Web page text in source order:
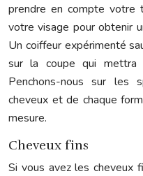
prendre en compte
votre visage pour obtenir
Un coiffeur expérimenté
sur la coupe qui mettra
Penchons-nous sur les
cheveux et de chaque
mesure.
Cheveux fins
Si vous avez les cheveux